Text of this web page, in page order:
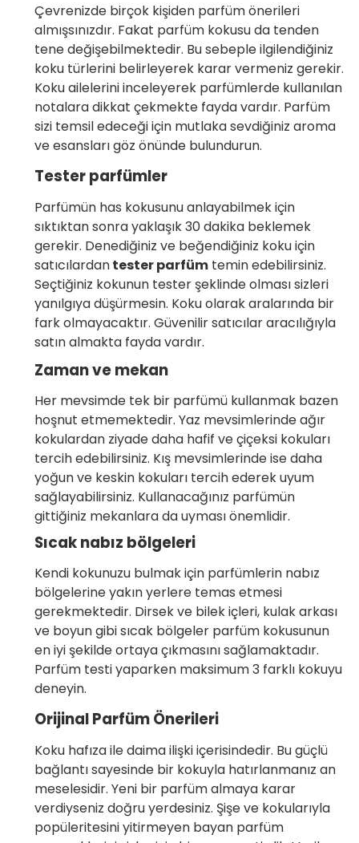
Çevrenizde birçok kişiden parfüm önerileri
almışsınızdır. Fakat parfüm kokusu da tenden
tene değişebilmektedir. Bu sebeple ilgilendiğiniz
koku türlerini belirleyerek karar vermeniz gerekir.
Koku ailelerini inceleyerek parfümlerde kullanılan
notalara dikkat çekmekte fayda vardır. Parfüm
sizi temsil edeceği için mutlaka sevdiğiniz aroma
ve esansları göz önünde bulundurun.
Tester parfümler
Parfümün has kokusunu anlayabilmek için
sıktıktan sonra yaklaşık 30 dakika beklemek
gerekir. Denediğiniz ve beğendiğiniz koku için
satıcılardantester parfüm temin edebilirsiniz.
Seçtiğiniz kokunun tester şeklinde olması sizleri
yanılgıya düşürmesin. Koku olarak aralarında bir
fark olmayacaktır. Güvenilir satıcılar aracılığıyla
satın almakta fayda vardır.
Zaman ve mekan
Her mevsimde tek bir parfümü kullanmak bazen
hoşnut etmemektedir. Yaz mevsimlerinde ağır
kokulardan ziyade daha hafif ve çiçeksi kokuları
tercih edebilirsiniz. Kış mevsimlerinde ise daha
yoğun ve keskin kokuları tercih ederek uyum
sağlayabilirsiniz. Kullanacağınız parfümün
gittiğiniz mekanlara da uyması önemlidir.
Sıcak nabız bölgeleri
Kendi kokunuzu bulmak için parfümlerin nabız
bölgelerine yakın yerlere temas etmesi
gerekmektedir. Dirsek ve bilek içleri, kulak arkası
ve boyun gibi sıcak bölgeler parfüm kokusunun
en iyi şekilde ortaya çıkmasını sağlamaktadır.
Parfüm testi yaparken maksimum 3 farklı kokuyu
deneyin.
Orijinal Parfüm Önerileri
Koku hafıza ile daima ilişki içerisindedir. Bu güçlü
bağlantı sayesinde bir kokuyla hatırlanmanız an
meselesidir. Yeni bir parfüm almaya karar
verdiyseniz doğru yerdesiniz. Şişe ve kokularıyla
popüleritesini yitirmeyen bayan parfüm